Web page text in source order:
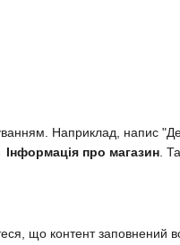
Наприклад, напис
про магазин .
що контент заповнений